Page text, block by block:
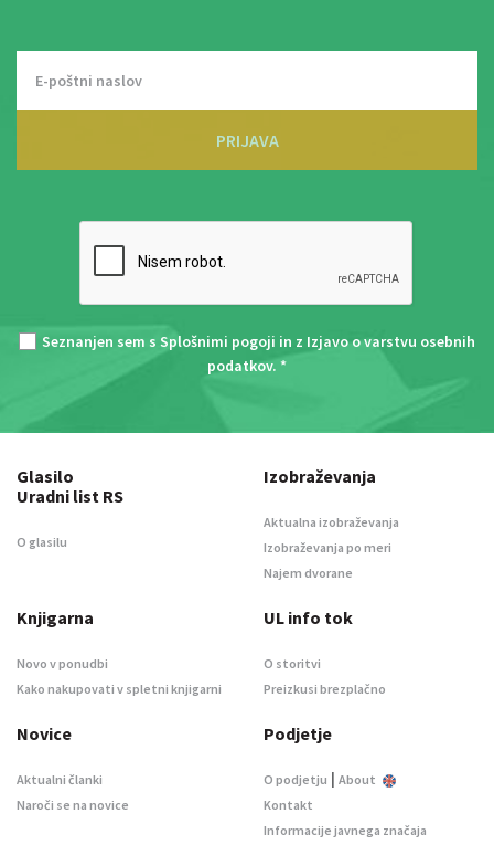
PRIJAVA
Seznanjen sem s Splošnimi pogoji in z Izjavo o varstvu osebnih
podatkov. *
Glasilo
Uradni list RS
O glasilu
Izobraževanja
Aktualna izobraževanja
Izobraževanja po meri
Najem dvorane
Knjigarna
Novo v ponudbi
Kako nakupovati v spletni knjigarni
UL info tok
O storitvi
Preizkusi brezplačno
Novice
Aktualni članki
Naroči se na novice
Podjetje
O podjetju | About
Kontakt
Informacije javnega značaja